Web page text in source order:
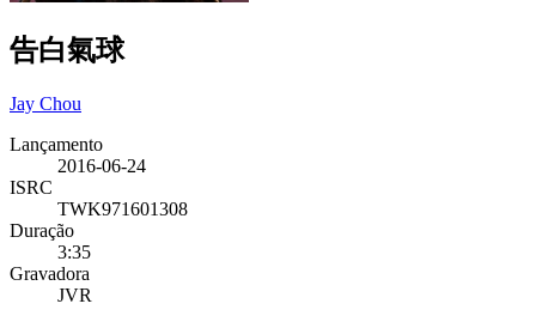
告白氣球
Jay Chou
Lançamento
2016-06-24
ISRC
TWK971601308
Duração
3:35
Gravadora
JVR